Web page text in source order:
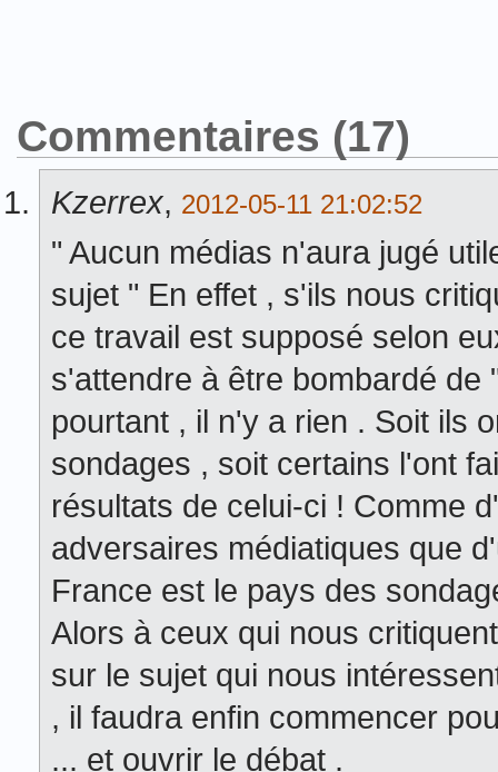
Commentaires (17)
Kzerrex, 2012-05-11 21:02:52
" Aucun médias n'aura jugé
sujet " En effet , s'ils nous
ce travail est supposé selon
s'attendre à être bombardé
pourtant , il n'y a rien . Soit ils
sondages , soit certains l'ont
résultats de celui-ci ! Comme
adversaires médiatiques que
France est le pays des
Alors à ceux qui nous
sur le sujet qui nous
, il faudra enfin commencer
... et ouvrir le débat .